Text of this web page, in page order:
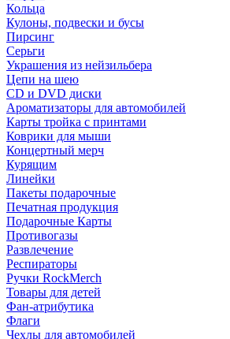
Кольца
Кулоны, подвески и бусы
Пирсинг
Серьги
Украшения из нейзильбера
Цепи на шею
CD и DVD диски
Ароматизаторы для автомобилей
Карты тройка с принтами
Коврики для мыши
Концертный мерч
Курящим
Линейки
Пакеты подарочные
Печатная продукция
Подарочные Карты
Противогазы
Развлечение
Респираторы
Ручки RockMerch
Товары для детей
Фан-атрибутика
Флаги
Чехлы для автомобилей